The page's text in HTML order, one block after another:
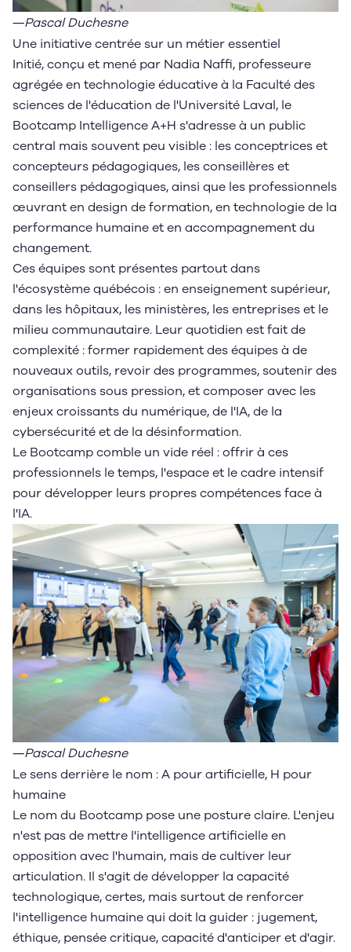
―Pascal Duchesne
Une initiative centrée sur un métier essentiel
Initié, conçu et mené par Nadia Naffi, professeure
agrégée en technologie éducative à la Faculté des
sciences de l'éducation de l'Université Laval, le
Bootcamp Intelligence A+H s'adresse à un public
central mais souvent peu visible : les conceptrices et
concepteurs pédagogiques, les conseillères et
conseillers pédagogiques, ainsi que les professionnels
œuvrant en design de formation, en technologie de la
performance humaine et en accompagnement du
changement.
Ces équipes sont présentes partout dans
l'écosystème québécois : en enseignement supérieur,
dans les hôpitaux, les ministères, les entreprises et le
milieu communautaire. Leur quotidien est fait de
complexité : former rapidement des équipes à de
nouveaux outils, revoir des programmes, soutenir des
organisations sous pression, et composer avec les
enjeux croissants du numérique, de l'IA, de la
cybersécurité et de la désinformation.
Le Bootcamp comble un vide réel : offrir à ces
professionnels le temps, l'espace et le cadre intensif
pour développer leurs propres compétences face à
l'IA.
―Pascal Duchesne
Le sens derrière le nom : A pour artificielle, H pour
humaine
Le nom du Bootcamp pose une posture claire. L'enjeu
n'est pas de mettre l'intelligence artificielle en
opposition avec l'humain, mais de cultiver leur
articulation. Il s'agit de développer la capacité
technologique, certes, mais surtout de renforcer
l'intelligence humaine qui doit la guider : jugement,
éthique, pensée critique, capacité d'anticiper et d'agir.